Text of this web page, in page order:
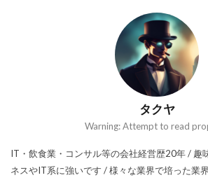
タクヤ
Warning: Attempt to read
IT・飲食業・コンサル等の会社経営歴20年 / 趣
ネスやIT系に強いです / 様々な業界で培った業